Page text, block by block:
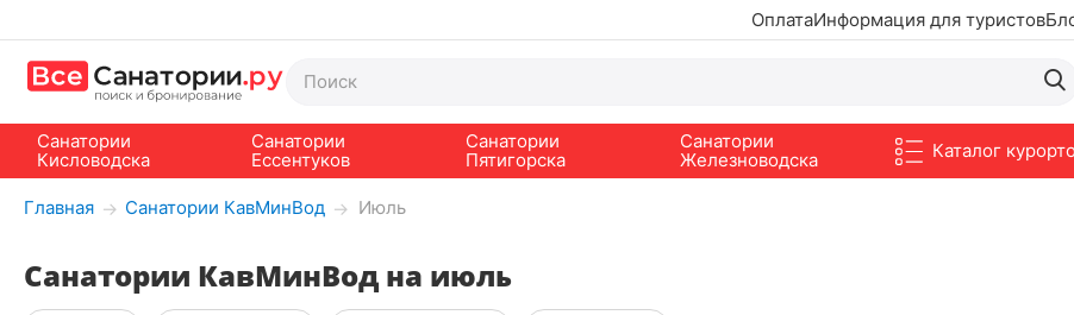
ОплатаИнформация для туристов
Санатории
Кисловодска
Санатории
Ессентуков
Санатории
Пятигорска
Санатории
Железноводска
Каталог
Главная → Санатории КавМинВод → Июль
Санатории КавМинВод на июль